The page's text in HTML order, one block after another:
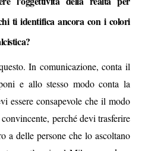
ti identifica ancora con i colori
In comunicazione, conta il
e allo stesso modo conta la
essere consapevole che il modo
perché devi trasferire
a delle persone che lo ascoltano